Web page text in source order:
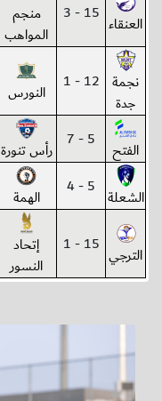
العنقاء 15 - 3
منجم
المواهب
نجمة
جدة
12 - 1 النورس
الفتح 5 - 7 رأس تنورة
الشعلة 5 - 4 الهمة
الترجي 15 - 1
إتحاد
النسور